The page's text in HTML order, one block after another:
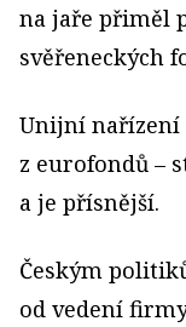
na jaře přiměl
svěřeneckých
Unijní nařízení
z eurofondů –
a je přísnější.
Českým
od vedení